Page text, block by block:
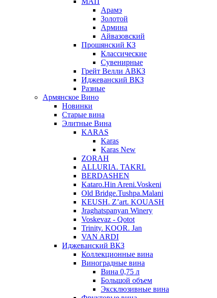
Арамэ
Золотой
Армина
Айвазовский
Прошянский КЗ
Классические
Сувенирные
Грейт Велли АВКЗ
Иджеванский ВКЗ
Разные
Армянское Вино
Новинки
Старые вина
Элитные Вина
KARAS
Karas
Karas New
ZORAH
ALLURIA. TAKRI.
BERDASHEN
Kataro.Hin Areni.Voskeni
Old Bridge.Tushpa.Malani
KEUSH. Z’art. KOUASH
Jraghatspanyan Winery
Voskevaz - Qotot
Trinity. KOOR. Jan
VAN ARDI
Иджеванский ВКЗ
Коллекционные вина
Виноградные вина
Вина 0,75 л
Большой объем
Эксклюзивные вина